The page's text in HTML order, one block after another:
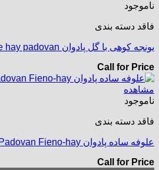
ناموجود
فاقد دسته بندی
یونجه کوهی با گل پادوان Alpine hay padovan
Call for Price
مشاهده
ناموجود
فاقد دسته بندی
علوفه ساده پادوان Padovan Fieno-hay
Call for Price